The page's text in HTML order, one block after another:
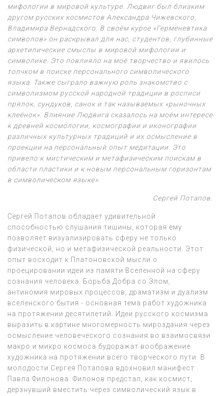
мифологии в мировой культуре. Людвиг был близким
другом русских космистов Александра Чижевского,
Владимира Вернадского. В своём курсе «Герменевтика
символов» он раскрывал для нас, студентов, глубинные
архетипические смыслы в мировой мифологии и
символике. Это повлияло на моё творчество и явилось
толчком в поиске персонального символического
языка. Также сыграло важную роль знакомство с
символизмом русской народной традиции в росписи
прялок, сундуков, санок и так называемых «рыночных
клеёнок». Влияние Людвига сказалось на моём интересе
к древней космологии, космографии и иконографии
различных культурных традиций и их осмысление в
проекции на персональный опыт медитации. Это
привело к мистическим и метафизическим поискам в
области пластики и к новым персональным горизонтам
в символическом языке».
Сергей Потапов.
Сергей Потапов обладает удивительной
способностью слушания тишины, которая ему
позволяет визуализировать сферу не только
физической, но и метафизической реальности. Этот
опыт восходит к Платоновской мысли о
проецировании идеи из памяти Вселенной на сферу
сознания человека. Борьба Добра со Злом,
антиномия мировых процессов, драматизм и дуализм
вселенского бытия - основная тема работ художника
на протяжении десятилетий. Идеи русского космизма
выразить в картине многомерность мироздания через
осмысление человеческого сознания во взаимосвязи
макро и микро космоса будоражат воображение
художника на протяжении всего творческого пути. В
молодости Сергея Потапова вдохновил манифест
Павла Филонова. Филонов предстал, как космист,
дерзнувший вместить через символический язык в